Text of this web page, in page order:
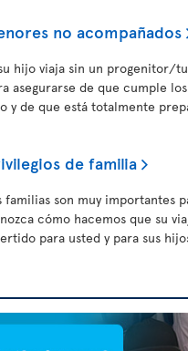
no acompañados
hijo viaja sin un progenitor/
asegurarse de que cumple
y de que está totalmente
de familia
familias son muy importantes
cómo hacemos que su
para usted y para sus